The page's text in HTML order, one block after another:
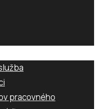
pracovného